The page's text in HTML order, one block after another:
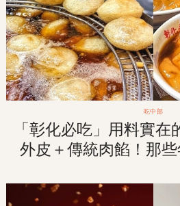
吃中部
「彰化必吃」用料實
外皮＋傳統肉餡！那